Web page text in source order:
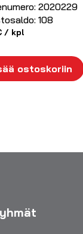
2020229
108
/ kpl
ostoskoriin